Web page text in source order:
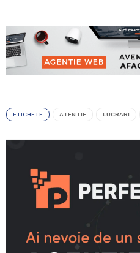
ETICHETE ATENTIE LUCRARI